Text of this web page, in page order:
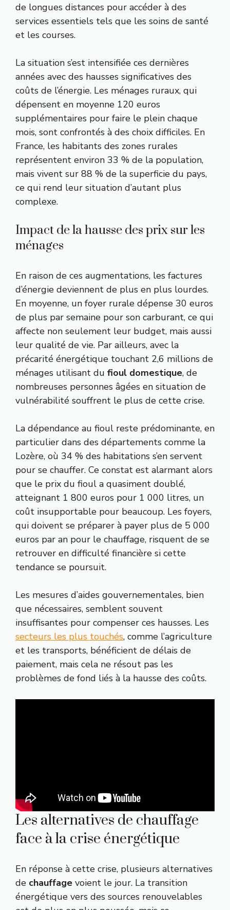
de longues distances pour accéder à des
services essentiels tels que les soins de santé
et les courses.
La situation s’est intensifiée ces dernières
années avec des hausses significatives des
coûts de l’énergie. Les ménages ruraux, qui
dépensent en moyenne 120 euros
supplémentaires pour faire le plein chaque
mois, sont confrontés à des choix difficiles. En
France, les habitants des zones rurales
représentent environ 33 % de la population,
mais vivent sur 88 % de la superficie du pays,
ce qui rend leur situation d’autant plus
complexe.
Impact de la hausse des prix sur les
ménages
En raison de ces augmentations, les factures
d’énergie deviennent de plus en plus lourdes.
En moyenne, un foyer rurale dépense 30 euros
de plus par semaine pour son carburant, ce qui
affecte non seulement leur budget, mais aussi
leur qualité de vie. Par ailleurs, avec la
précarité énergétique touchant 2,6 millions de
ménages utilisant du fioul domestique, de
nombreuses personnes âgées en situation de
vulnérabilité souffrent le plus de cette crise.
La dépendance au fioul reste prédominante, en
particulier dans des départements comme la
Lozère, où 34 % des habitations s’en servent
pour se chauffer. Ce constat est alarmant alors
que le prix du fioul a quasiment doublé,
atteignant 1 800 euros pour 1 000 litres, un
coût insupportable pour beaucoup. Les foyers,
qui doivent se préparer à payer plus de 5 000
euros par an pour le chauffage, risquent de se
retrouver en difficulté financière si cette
tendance se poursuit.
Les mesures d’aides gouvernementales, bien
que nécessaires, semblent souvent
insuffisantes pour compenser ces hausses. Les
secteurs les plus touchés, comme l’agriculture
et les transports, bénéficient de délais de
paiement, mais cela ne résout pas les
problèmes de fond liés à la hausse des coûts.
Les alternatives de chauffage
face à la crise énergétique
En réponse à cette crise, plusieurs alternatives
de chauffage voient le jour. La transition
énergétique vers des sources renouvelables